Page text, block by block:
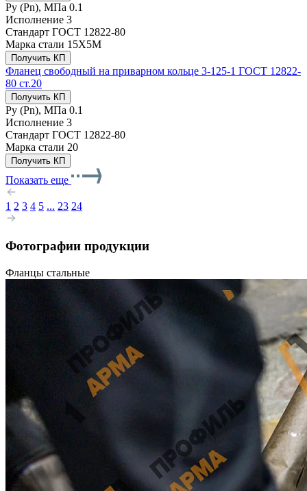
Ру (Рn), МПа 0.1
Исполнение 3
Стандарт ГОСТ 12822-80
Марка стали 15Х5М
Получить КП
Фланец свободный на приварном кольце 3-125-1 ГОСТ 12822-
80 ст.20
Получить КП
Ру (Рn), МПа 0.1
Исполнение 3
Стандарт ГОСТ 12822-80
Марка стали 20
Получить КП
Показать еще
1 2 3 4 5 ... 23 24
Фотографии продукции
Фланцы стальные